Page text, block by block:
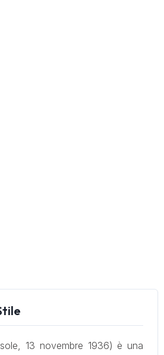
13 novembre 1936) è una